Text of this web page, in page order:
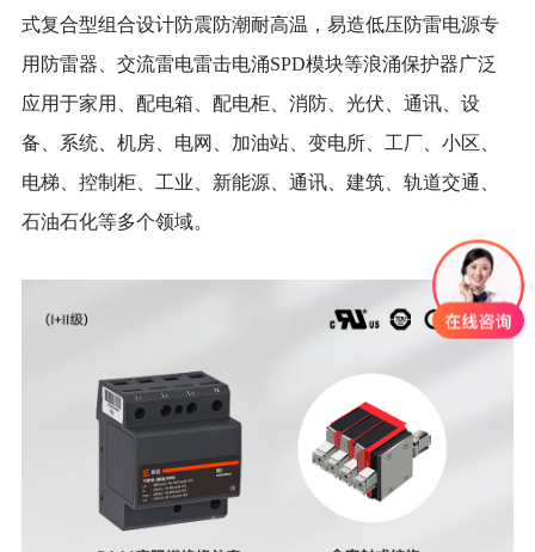
式复合型组合设计防震防潮耐高温，易造低压防雷电源专
用防雷器、交流雷电雷击电涌SPD模块等浪涌保护器广泛
应用于家用、配电箱、配电柜、消防、光伏、通讯、设
备、系统、机房、电网、加油站、变电所、工厂、小区、
电梯、控制柜、工业、新能源、通讯、建筑、轨道交通、
石油石化等多个领域。